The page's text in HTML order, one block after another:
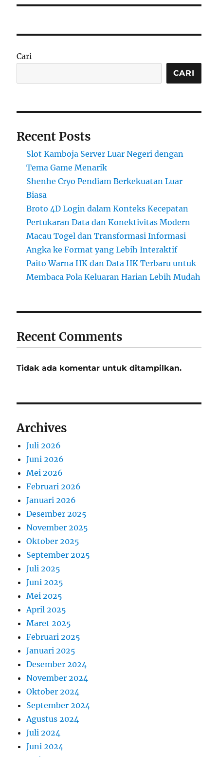
Cari
CARI
Recent Posts
Slot Kamboja Server Luar Negeri dengan
Tema Game Menarik
Shenhe Cryo Pendiam Berkekuatan Luar
Biasa
Broto 4D Login dalam Konteks Kecepatan
Pertukaran Data dan Konektivitas Modern
Macau Togel dan Transformasi Informasi
Angka ke Format yang Lebih Interaktif
Paito Warna HK dan Data HK Terbaru untuk
Membaca Pola Keluaran Harian Lebih Mudah
Recent Comments
Tidak ada komentar untuk ditampilkan.
Archives
Juli 2026
Juni 2026
Mei 2026
Februari 2026
Januari 2026
Desember 2025
November 2025
Oktober 2025
September 2025
Juli 2025
Juni 2025
Mei 2025
April 2025
Maret 2025
Februari 2025
Januari 2025
Desember 2024
November 2024
Oktober 2024
September 2024
Agustus 2024
Juli 2024
Juni 2024